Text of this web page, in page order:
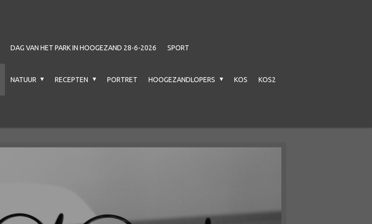
DAG VAN HET PARK IN HOOGEZAND 28-6-2026 SPORT
NATUUR RECEPTEN PORTRET HOOGEZANDLOPERS KOS KOS2